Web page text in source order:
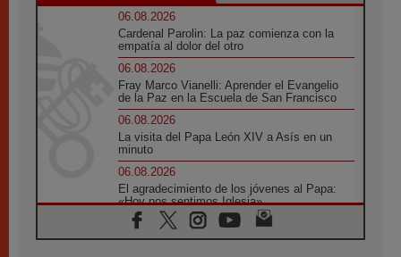
06.08.2026
Cardenal Parolin: La paz comienza con la
empatía al dolor del otro
06.08.2026
Fray Marco Vianelli: Aprender el Evangelio
de la Paz en la Escuela de San Francisco
06.08.2026
La visita del Papa León XIV a Asís en un
minuto
06.08.2026
El agradecimiento de los jóvenes al Papa:
«Hoy nos sentimos Iglesia»
06.08.2026
Líbano: Reanudan los coloquios en Roma en